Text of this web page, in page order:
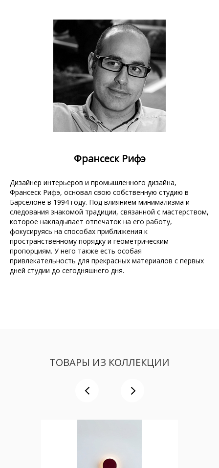
Франсеск Рифэ
Дизайнер интерьеров и промышленного дизайна,
Франсеск Рифэ, основал свою собственную студию в
Барселоне в 1994 году. Под влиянием минимализма и
следования знакомой традиции, связанной с мастерством,
которое накладывает отпечаток на его работу,
фокусируясь на способах приближения к
пространственному порядку и геометрическим
пропорциям. У него также есть особая
привлекательность для прекрасных материалов с первых
дней студии до сегодняшнего дня.
ТОВАРЫ ИЗ КОЛЛЕКЦИИ